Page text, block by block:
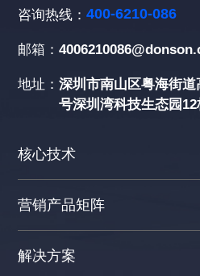
咨询热线：400-6210-086
邮箱：
地址：深圳市南山区粤海街
号深圳湾科技生态园
核心技术
营销产品矩阵
解决方案